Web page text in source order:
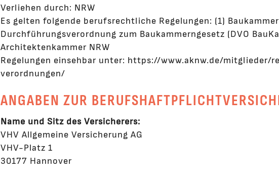
Verliehen durch: NRW
Es gelten folgende berufsrechtliche Regelungen: (1)
Durchführungsverordnung zum Baukammerngesetz (DVO
Architektenkammer NRW
Regelungen einsehbar unter: https://www.aknw.de/mitglieder/
verordnungen/
ANGABEN ZUR
Name und Sitz des Versicherers:
VHV Allgemeine Versicherung AG
VHV-Platz 1
30177 Hannover